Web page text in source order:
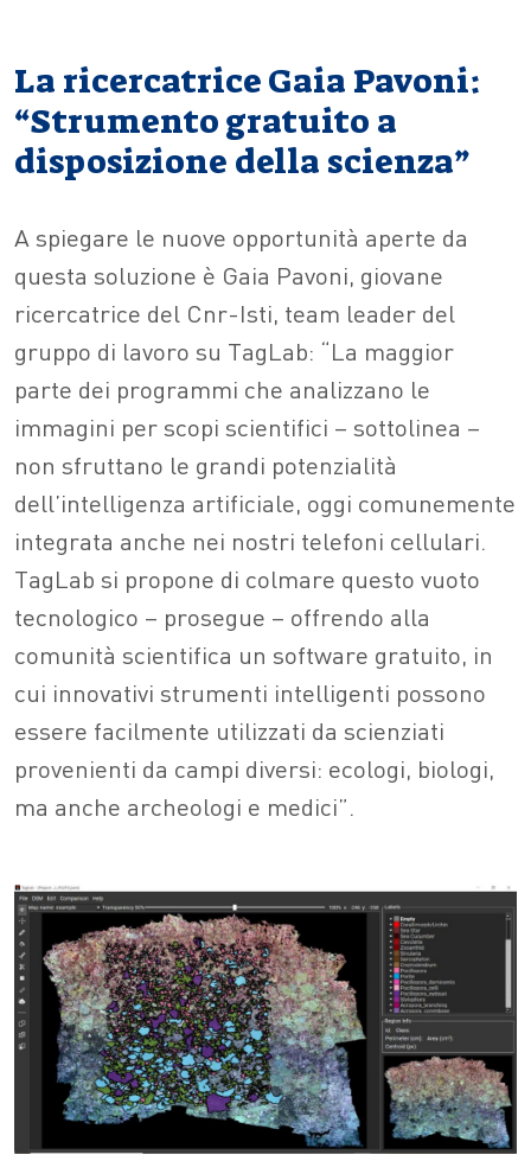
La ricercatrice Gaia Pavoni:
“Strumento gratuito a
disposizione della scienza”
A spiegare le nuove opportunità aperte da
questa soluzione è Gaia Pavoni, giovane
ricercatrice del Cnr-Isti, team leader del
gruppo di lavoro su TagLab: “La maggior
parte dei programmi che analizzano le
immagini per scopi scientifici – sottolinea –
non sfruttano le grandi potenzialità
dell’intelligenza artificiale, oggi comunemente
integrata anche nei nostri telefoni cellulari.
TagLab si propone di colmare questo vuoto
tecnologico – prosegue – offrendo alla
comunità scientifica un software gratuito, in
cui innovativi strumenti intelligenti possono
essere facilmente utilizzati da scienziati
provenienti da campi diversi: ecologi, biologi,
ma anche archeologi e medici”.